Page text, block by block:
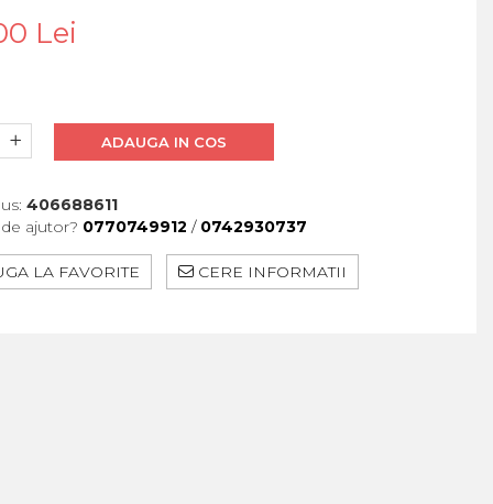
Lei
ADAUGA IN COS
406688611
ajutor? 0770749912 / 0742930737
LA FAVORITE CERE INFORMATII